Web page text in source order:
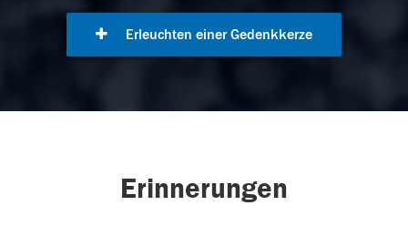
Erleuchten einer Gedenkkerze
Erinnerungen